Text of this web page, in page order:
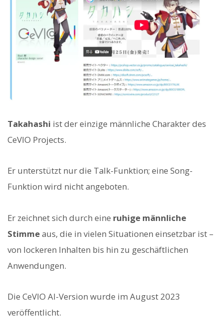
Takahashi ist der einzige männliche Charakter des
CeVIO Projects.
Er unterstützt nur die Talk-Funktion; eine Song-
Funktion wird nicht angeboten.
Er zeichnet sich durch eine ruhige männliche
Stimmeaus, die in vielen Situationen einsetzbar ist –
von lockeren Inhalten bis hin zu geschäftlichen
Anwendungen.
Die CeVIO AI-Version wurde im August 2023
veröffentlicht.